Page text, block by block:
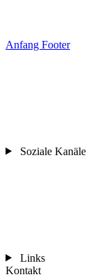
Anfang Footer
Soziale Kanäle
Links
Kontakt